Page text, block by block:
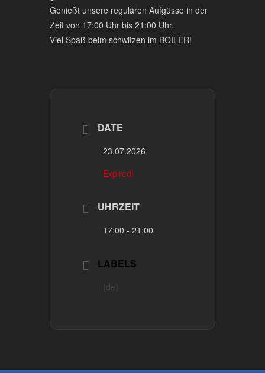
Genießt unsere regulären Aufgüsse in der
Zeit von 17:00 Uhr bis 21:00 Uhr.
Viel Spaß beim schwitzen im BOILER!
DATE
23.07.2026
Expired!
UHRZEIT
17:00 - 21:00
LABELS
(de)